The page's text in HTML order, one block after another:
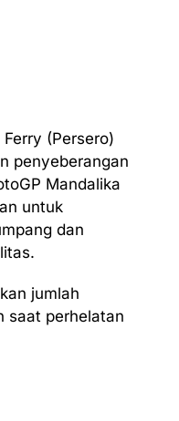
(Persero)
penyeberangan
Mandalika
untuk
dan
jumlah
saat perhelatan